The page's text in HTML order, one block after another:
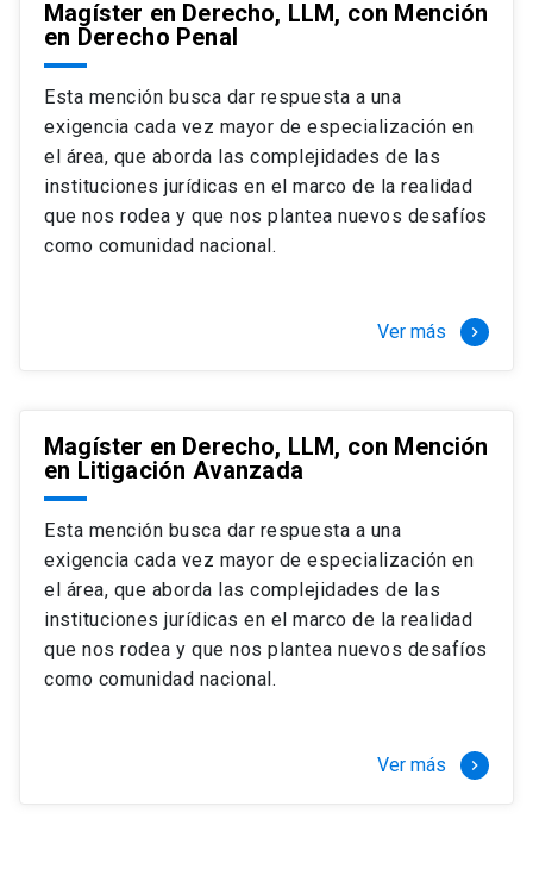
Magíster en Derecho, LLM, con Mención
en Derecho Penal
Esta mención busca dar respuesta a una
exigencia cada vez mayor de especialización en
el área, que aborda las complejidades de las
instituciones jurídicas en el marco de la realidad
que nos rodea y que nos plantea nuevos desafíos
como comunidad nacional.
Ver más keyboard_arrow_right
Magíster en Derecho, LLM, con Mención
en Litigación Avanzada
Esta mención busca dar respuesta a una
exigencia cada vez mayor de especialización en
el área, que aborda las complejidades de las
instituciones jurídicas en el marco de la realidad
que nos rodea y que nos plantea nuevos desafíos
como comunidad nacional.
Ver más keyboard_arrow_right